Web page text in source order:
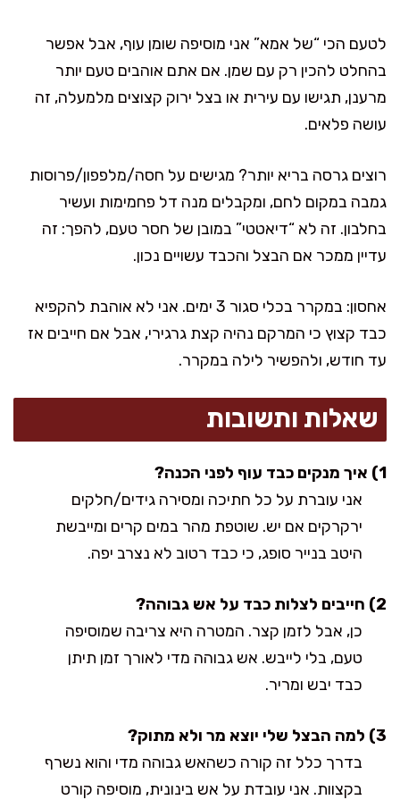
לטעם הכי “של אמא” אני מוסיפה שומן עוף, אבל אפשר
בהחלט להכין רק עם שמן. אם אתם אוהבים טעם יותר
מרענן, תגישו עם עירית או בצל ירוק קצוצים מלמעלה, זה
עושה פלאים.
רוצים גרסה בריא יותר? מגישים על חסה/מלפפון/פרוסות
גמבה במקום לחם, ומקבלים מנה דל פחמימות ועשיר
בחלבון. זה לא “דיאטטי” במובן של חסר טעם, להפך: זה
עדיין ממכר אם הבצל והכבד עשויים נכון.
אחסון: במקרר בכלי סגור 3 ימים. אני לא אוהבת להקפיא
כבד קצוץ כי המרקם נהיה קצת גרגירי, אבל אם חייבים אז
עד חודש, ולהפשיר לילה במקרר.
שאלות ותשובות
1) איך מנקים כבד עוף לפני הכנה?
אני עוברת על כל חתיכה ומסירה גידים/חלקים
ירקרקים אם יש. שוטפת מהר במים קרים ומייבשת
היטב בנייר סופג, כי כבד רטוב לא נצרב יפה.
2) חייבים לצלות כבד על אש גבוהה?
כן, אבל לזמן קצר. המטרה היא צריבה שמוסיפה
טעם, בלי לייבש. אש גבוהה מדי לאורך זמן תיתן
כבד יבש ומריר.
3) למה הבצל שלי יוצא מר ולא מתוק?
בדרך כלל זה קורה כשהאש גבוהה מדי והוא נשרף
בקצוות. אני עובדת על אש בינונית, מוסיפה קורט